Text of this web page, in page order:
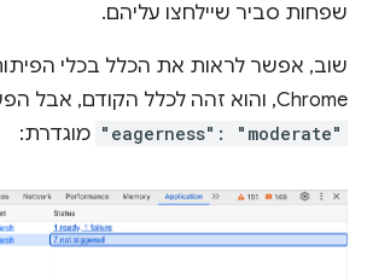
שפחות סביר שיילחצו עליהם.
שוב, אפשר לראות את הכלל בכלי
Chrome, והוא זהה לכלל הקודם, אבל הפעם האפשרות
"eagerness": "moderate" מוגדרת: